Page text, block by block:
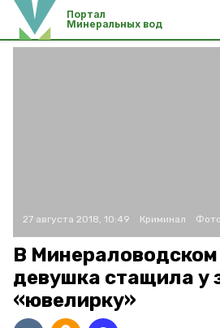
Портал
Минеральных вод
27 августа 2018, 10:49 Криминал
В Минераловодском
девушка стащила у
«ювелирку»